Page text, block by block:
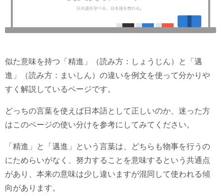
似た意味を持つ「精進」（読み方：しょうじん）と「邁
進」（読み方：まいしん）の違いを例文を使って分かりや
すく解説しているページです。
どっちの言葉を使えば日本語として正しいのか、迷った方
はこのページの使い分けを参考にしてみてください。
「精進」と「邁進」という言葉は、どちらも物事を行うの
にためらいがなく、努力することを意味するという共通点
があり、本来の意味は少し違いますが混同して使われる傾
向があります。